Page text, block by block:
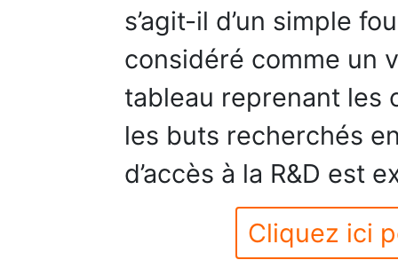
s’agit-il d’un simple
considéré comme un
tableau reprenant les
les buts recherchés
d’accès à la R&D est
Cliquez ici